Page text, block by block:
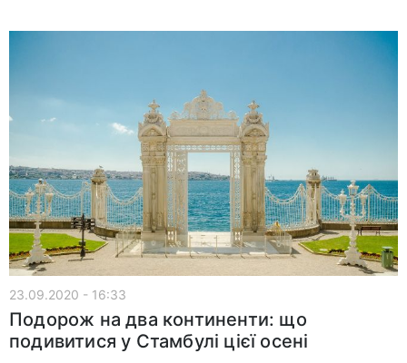
23.09.2020 - 16:33
Подорож на два континенти: що
подивитися у Стамбулі цієї осені